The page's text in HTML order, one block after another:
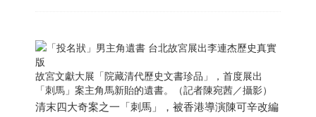
故宮文獻大展「院藏清代歷史文書珍品」，首度展出
「刺馬」案主角馬新貽的遺書。（記者陳宛茜／攝影）
清末四大奇案之一「刺馬」，被香港導演陳可辛改編